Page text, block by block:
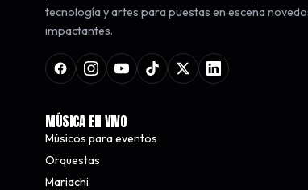
tecnología y artes para puestas en escena
impactantes.
MÚSICA EN VIVO
Músicos para eventos
Orquestas
Mariachi